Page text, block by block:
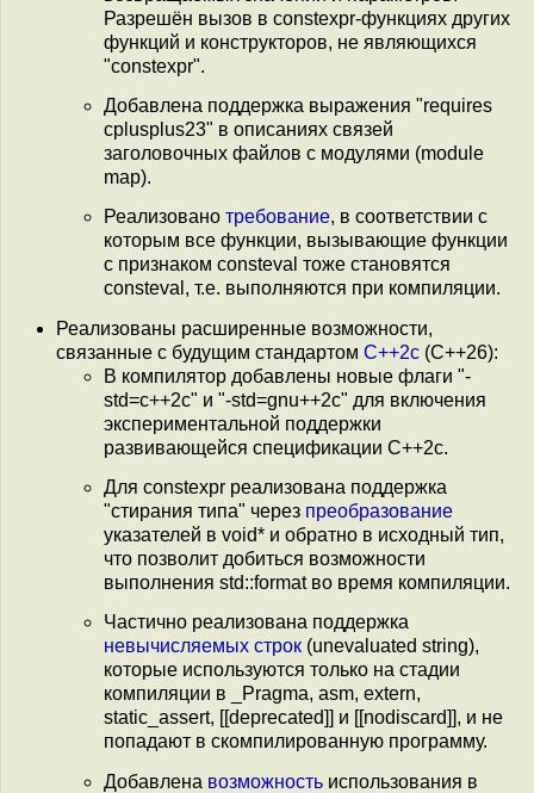
Разрешён вызов в constexpr-функциях других
функций и конструкторов, не являющихся
"constexpr".
Добавлена поддержка выражения "requires
cplusplus23" в описаниях связей
заголовочных файлов с модулями (module
map).
Реализовано требование, в соответствии с
которым все функции, вызывающие функции
с признаком consteval тоже становятся
consteval, т.е. выполняются при компиляции.
Реализованы расширенные возможности,
связанные с будущим стандартом C++2с (C++26):
В компилятор добавлены новые флаги "-
std=c++2c" и "-std=gnu++2c" для включения
экспериментальной поддержки
развивающейся спецификации C++2c.
Для constexpr реализована поддержка
"стирания типа" через преобразование
указателей в void* и обратно в исходный тип,
что позволит добиться возможности
выполнения std::format во время компиляции.
Частично реализована поддержка
невычисляемых строк (unevaluated string),
которые используются только на стадии
компиляции в _Pragma, asm, extern,
static_assert, [[deprecated]] и [[nodiscard]], и не
попадают в скомпилированную программу.
Добавлена возможность использования в